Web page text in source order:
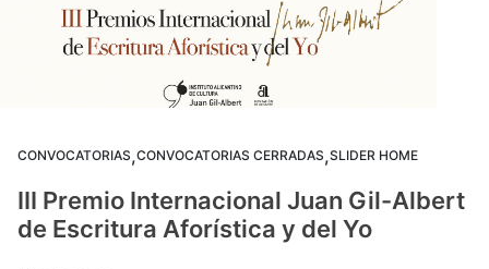
CONVOCATORIAS,CONVOCATORIAS CERRADAS,SLIDER HOME
III Premio Internacional Juan Gil-Albert
de Escritura Aforística y del Yo